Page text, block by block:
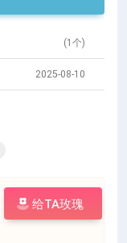
(1个)
2025-08-10
给TA玫瑰